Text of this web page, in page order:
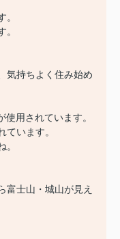
気持ちよく住み始め
用されています。
ています。
富士山・城山が見え